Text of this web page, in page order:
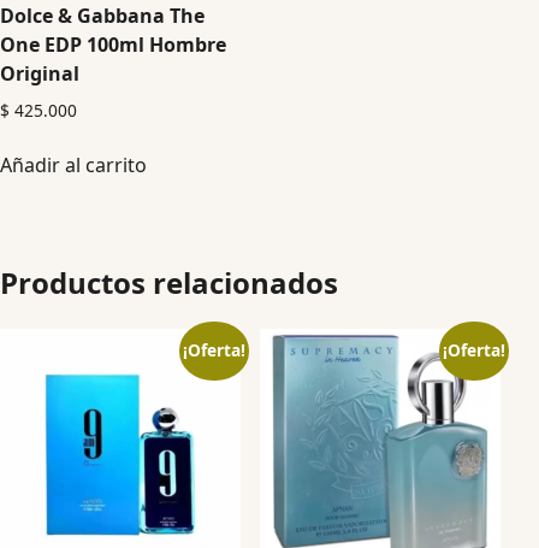
Dolce & Gabbana The
One EDP 100ml Hombre
Original
$ 425.000
Añadir al carrito
Productos relacionados
¡Oferta! ¡Oferta!